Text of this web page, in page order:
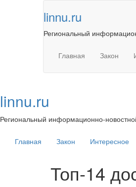
linnu.ru
Региональный
Главная Закон
linnu.ru
Региональный информационно-
Главная Закон Интересное
Топ-14